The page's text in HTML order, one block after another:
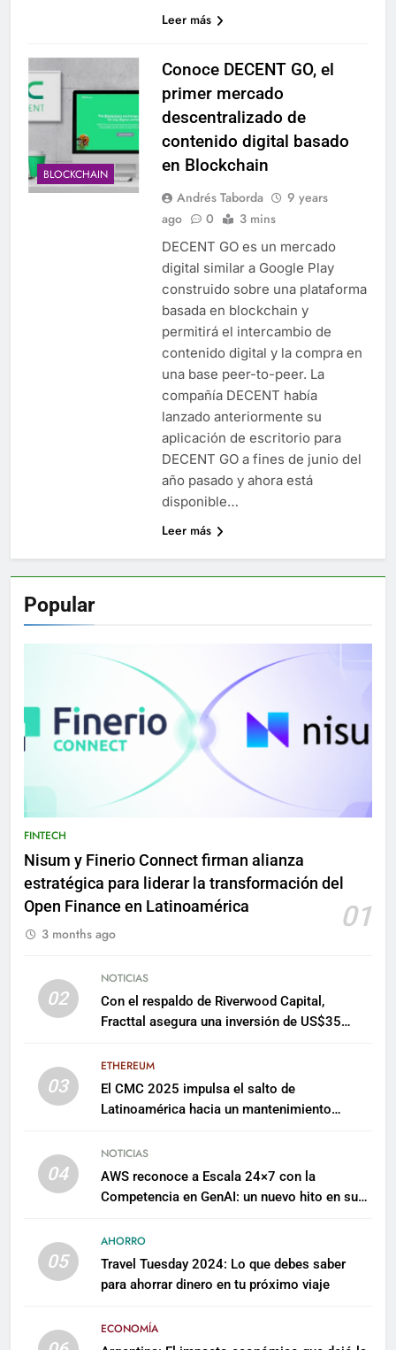
Leer más
BLOCKCHAIN
Conoce DECENT GO, el
primer mercado
descentralizado de
contenido digital basado
en Blockchain
Andrés Taborda
9 years
ago
0 3 mins
DECENT GO es un mercado
digital similar a Google Play
construido sobre una plataforma
basada en blockchain y
permitirá el intercambio de
contenido digital y la compra en
una base peer-to-peer. La
compañía DECENT había
lanzado anteriormente su
aplicación de escritorio para
DECENT GO a fines de junio del
año pasado y ahora está
disponible…
Leer más
Popular
FINTECH
Nisum y Finerio Connect firman alianza
estratégica para liderar la transformación del
Open Finance en Latinoamérica
01
3 months ago
02
NOTICIAS
Con el respaldo de Riverwood Capital,
Fracttal asegura una inversión de US$35
03
ETHEREUM
El CMC 2025 impulsa el salto de
Latinoamérica hacia un mantenimiento
04
NOTICIAS
AWS reconoce a Escala 24×7 con la
Competencia en GenAI: un nuevo hito en su
05
AHORRO
Travel Tuesday 2024: Lo que debes saber
para ahorrar dinero en tu próximo viaje
ECONOMÍA